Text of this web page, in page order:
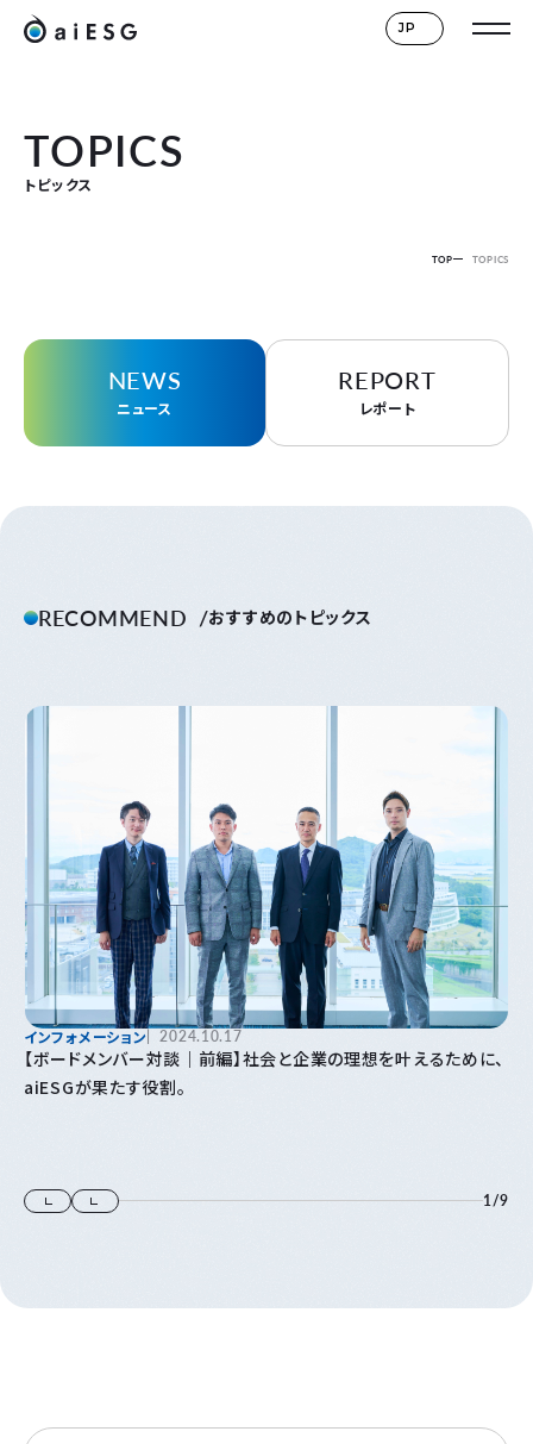
JP
TOPICS
トピックス
TOP TOPICS
NEWS
ニュース
REPORT
レポート
RECOMMEND おすすめのトピックス
インフォメーション 2024.10.17
【ボードメンバー対談｜前編】社会と企業の理想を叶えるために、
aiESGが果たす役割。
1/9